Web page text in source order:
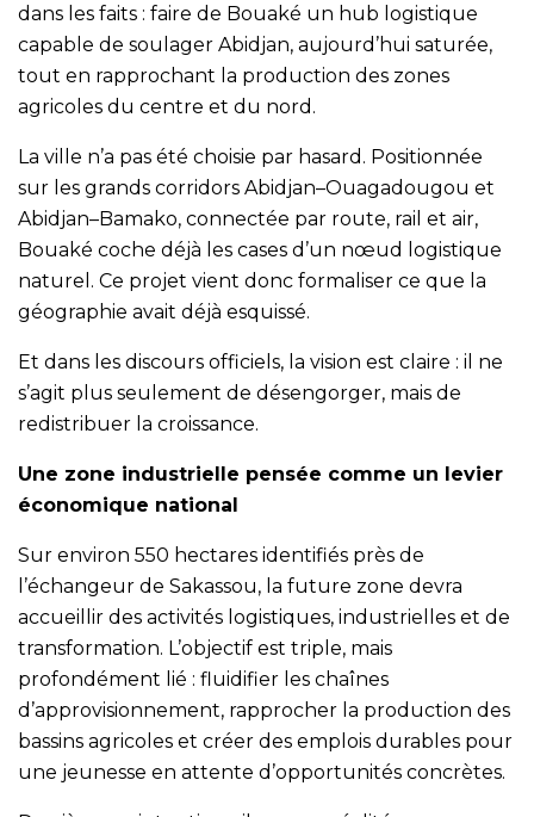
dans les faits : faire de Bouaké un hub logistique
capable de soulager Abidjan, aujourd’hui saturée,
tout en rapprochant la production des zones
agricoles du centre et du nord.
La ville n’a pas été choisie par hasard. Positionnée
sur les grands corridors Abidjan–Ouagadougou et
Abidjan–Bamako, connectée par route, rail et air,
Bouaké coche déjà les cases d’un nœud logistique
naturel. Ce projet vient donc formaliser ce que la
géographie avait déjà esquissé.
Et dans les discours officiels, la vision est claire : il ne
s’agit plus seulement de désengorger, mais de
redistribuer la croissance.
Une zone industrielle pensée comme un levier
économique national
Sur environ 550 hectares identifiés près de
l’échangeur de Sakassou, la future zone devra
accueillir des activités logistiques, industrielles et de
transformation. L’objectif est triple, mais
profondément lié : fluidifier les chaînes
d’approvisionnement, rapprocher la production des
bassins agricoles et créer des emplois durables pour
une jeunesse en attente d’opportunités concrètes.